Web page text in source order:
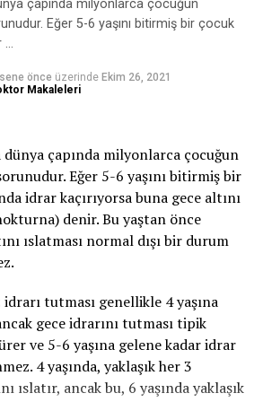
enfeksiyonun tekrarı görülebilir.
prostatite enfeksiyonlar
yakınmaları azaltmak için
tedavisi verebilir.
olarak uygulanan fizik tedavi
azaltılması
Hangi egzersizlerin ne kadar
karar vermek için bir
vardır. Bazı erkeklerde alt pelvik
semptomları azaltabilir. Bunun
rahatlatmak için elektriksel akım
Biofeedback kaslarınızı
bir teknolojidir. Bir biofeedback
elektrotlar ve alıcılar
bir monitöre bağlıdır ve kas
basınç artar, idrar tutmayı
bu basınca karşı
oluşur.
kaçırma:
geciktirememe durumudur ve
İdrar kaçağı bir damla ila idrarın
olabilir. gece idrara
Bu tip idrar kaçırma,
problemden; nörolojik bozukluk
ciddi durumlardan
Tamamen boşalmayan bir
dolduktan sonra damla damla
ifade eder.
çapında milyonlarca çocuğun
Eğer 5-6 yaşını bitirmiş bir çocuk
…
önce üzerinde Ekim 26, 2021
Makaleleri
dünya çapında milyonlarca çocuğun
Eğer 5-6 yaşını bitirmiş bir
idrar kaçırıyorsa buna gece altını
denir. Bu yaştan önce
ıslatması normal dışı bir durum
tutması genellikle 4 yaşına
gece idrarını tutması tipik
ve 5-6 yaşına gelene kadar idrar
4 yaşında, yaklaşık her 3
ıslatır, ancak bu, 6 yaşında yaklaşık